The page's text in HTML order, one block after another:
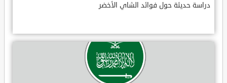
دراسة حديثة حول فوائد الشاي الأخضر